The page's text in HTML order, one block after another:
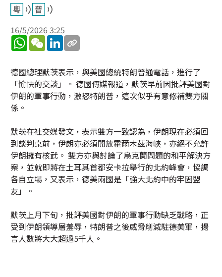
16/5/2026 3:25
WhatsApp
WeChatLinkedIn
德國總理默茨表示，與美國總統特朗普通電話，進行了
「愉快的交談」。 德國傳媒報道，默茨早前因批評美國對
伊朗的軍事行動，激怒特朗普，這次似乎有意修補雙方關
係。
默茨在社交媒發文，表示雙方一致認為，伊朗現在必須回
到談判桌前，伊朗亦必須開放霍爾木茲海峽，亦絕不允許
伊朗擁有核武。 雙方亦與討論了烏克蘭問題的和平解決方
案，並就即將在土耳其首都安卡拉舉行的北約峰會，協調
各自立場，又表示，德美兩國是「強大北約中的牢固盟
友」。
默茨上月下旬，批評美國對伊朗的軍事行動缺乏戰略，正
受到伊朗領導層羞辱，特朗普之後威脅削減駐德美軍，揚
言人數將大大超過5千人。